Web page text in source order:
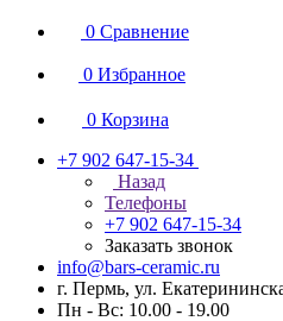
0 Сравнение
0 Избранное
0 Корзина
+7 902 647-15-34
Назад
Телефоны
+7 902 647-15-34
Заказать звонок
info@bars-ceramic.ru
г. Пермь, ул.
Пн - Вс: 10.00 - 19.00